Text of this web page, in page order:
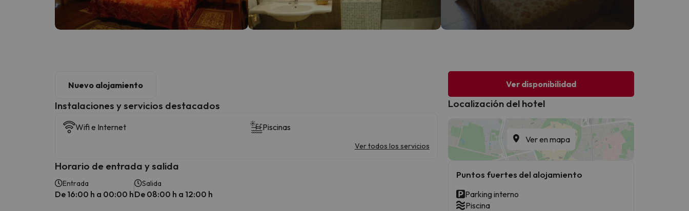
Nuevo alojamiento
Instalaciones y servicios destacados
Wifi e Internet Piscinas
Ver todos los servicios
Horario de entrada y salida
Entrada
De 16:00 h a 00:00 h
Salida
De 08:00 h a 12:00 h
Ver disponibilidad
Localización del hotel
Ver en mapa
Puntos fuertes del alojamiento
Parking interno
Piscina